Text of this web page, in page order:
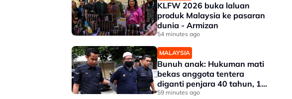
KLFW 2026 buka laluan
produk Malaysia ke pasaran
dunia - Armizan
54 minutes ago
MALAYSIA
Bunuh anak: Hukuman mati
bekas anggota tentera
diganti penjara 40 tahun, 12
sebatan
59 minutes ago